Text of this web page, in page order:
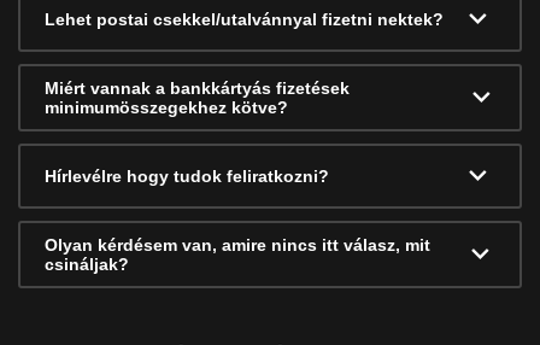
Lehet postai csekkel/utalvánnyal fizetni nektek?
Miért vannak a bankkártyás fizetések
minimumösszegekhez kötve?
Hírlevélre hogy tudok feliratkozni?
Olyan kérdésem van, amire nincs itt válasz, mit
csináljak?